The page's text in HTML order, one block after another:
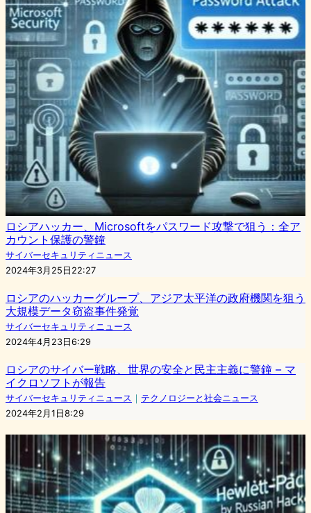
ロシアハッカー、Microsoftをパスワード攻撃で狙う：全ア
カウント保護の警鐘
サイバーセキュリティニュース
2024年3月25日22:27
ロシアのハッカーグループ、アジア太平洋の政府機関を狙う
大規模データ窃盗事件発覚
サイバーセキュリティニュース
2024年4月23日6:29
ロシアのサイバー戦略、世界の安全と民主主義に警鐘 – マ
イクロソフトが報告
サイバーセキュリティニュース ｜ テクノロジーと社会ニュース
2024年2月1日8:29